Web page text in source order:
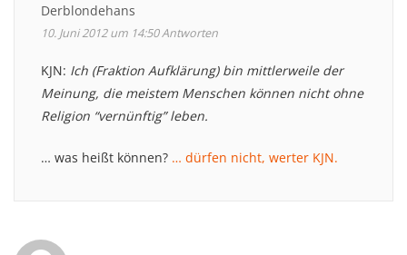
Derblondehans
10. Juni 2012 um 14:50Antworten
KJN: Ich (Fraktion Aufklärung) bin mittlerweile der
Meinung, die meistem Menschen können nicht ohne
Religion “vernünftig” leben.
… was heißt können? … dürfen nicht, werter KJN.